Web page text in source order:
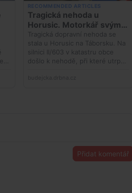
Přidat komentář